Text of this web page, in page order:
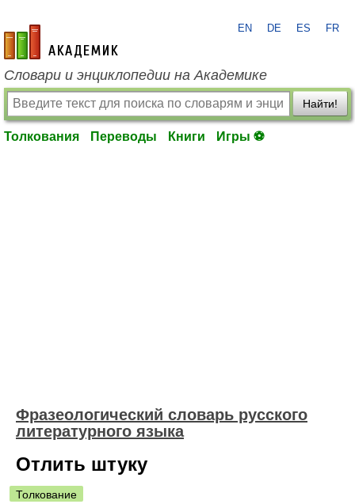
academic.ru
EN DE ES FR
Словари и энциклопедии на Академике
Найти!
Толкования Переводы Книги Игры ⚽
Фразеологический словарь русского
литературного языка
Отлить штуку
Толкование